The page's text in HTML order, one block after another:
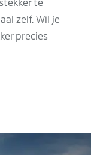
zelf. Wil je
precies